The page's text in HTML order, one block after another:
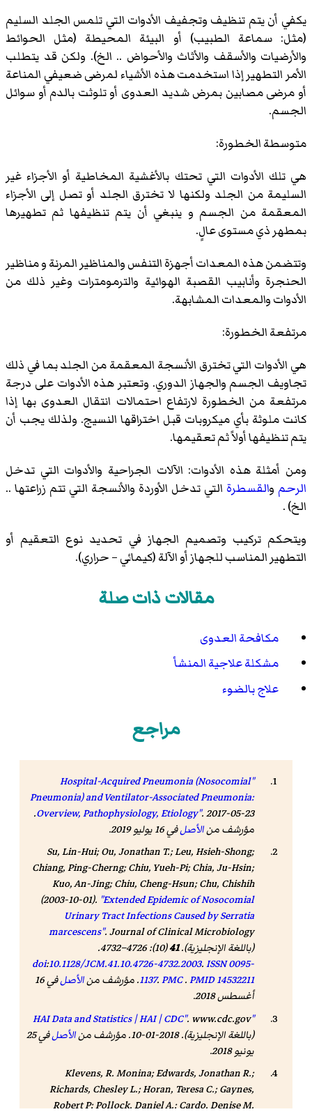
يكفي أن يتم تنظيف وتجفيف الأدوات التي تلمس الجلد السليم
(مثل: سماعة الطبيب) أو البيئة المحيطة (مثل الحوائط
والأرضيات والأسقف والأثاث والأحواض .. الخ). ولكن قد يتطلب
الأمر التطهير إذا استخدمت هذه الأشياء لمرضى ضعيفي المناعة
أو مرضى مصابين بمرض شديد العدوى أو تلوثت بالدم أو سوائل
الجسم.
متوسطة الخطورة:
هي تلك الأدوات التي تحتك بالأغشية المخاطية أو الأجزاء غير
السليمة من الجلد ولكنها لا تخترق الجلد أو تصل إلى الأجزاء
المعقمة من الجسم و ينبغي أن يتم تنظيفها ثم تطهيرها
بمطهر ذي مستوى عالٍ.
وتتضمن هذه المعدات أجهزة التنفس والمناظير المرنة و مناظير
الحنجرة وأنابيب القصبة الهوائية والترمومترات وغير ذلك من
الأدوات والمعدات المشابهة.
مرتفعة الخطورة:
هي الأدوات التي تخترق الأنسجة المعقمة من الجلد بما في ذلك
تجاويف الجسم والجهاز الدوري. وتعتبر هذه الأدوات على درجة
مرتفعة من الخطورة لارتفاع احتمالات انتقال العدوى بها إذا
كانت ملوثة بأي ميكروبات قبل اختراقها النسيج. ولذلك يجب أن
يتم تنظيفها أولاً ثم تعقيمها.
ومن أمثلة هذه الأدوات: الآلات الجراحية والأدوات التي تدخل
الرحم والقسطرة التي تدخل الأوردة والأنسجة التي تتم زراعتها ..
الخ) .
ويتحكم تركيب وتصميم الجهاز في تحديد نوع التعقيم أو
التطهير المناسب للجهاز أو الآلة (كيمائي – حراري).
مقالات ذات صلة
مكافحة العدوى
مشكلة علاجية المنشأ
علاج بالضوء
مراجع
"Hospital-Acquired Pneumonia (Nosocomial
Pneumonia) and Ventilator-Associated Pneumonia:
Overview, Pathophysiology, Etiology"
. 2017-05-23.
مؤرشف منالأصلفي 16 يوليو 2019.
Su, Lin-Hui; Ou, Jonathan T.; Leu, Hsieh-Shong;
Chiang, Ping-Cherng; Chiu, Yueh-Pi; Chia, Ju-Hsin;
Kuo, An-Jing; Chiu, Cheng-Hsun; Chu, Chishih
(2003-10-01). "Extended Epidemic of Nosocomial
Urinary Tract Infections Caused by Serratia
marcescens".Journal of Clinical Microbiology
(باللغة الإنجليزية).41
(10): 4726–4732.
doi:10.1128/JCM.41.10.4726-4732.2003.ISSN0095-
1137.PMC.PMID14532211 . مؤرشف منالأصل
في 16
أغسطس 2018.
"HAI Data and Statistics | HAI | CDC"
. www.cdc.gov
(باللغة الإنجليزية). 2018-01-10. مؤرشف من
الأصل
في 25
يونيو 2018
.
Klevens, R. Monina; Edwards, Jonathan R.;
Richards, Chesley L.; Horan, Teresa C.; Gaynes,
Robert P; Pollock, Daniel A.; Cardo, Denise M.